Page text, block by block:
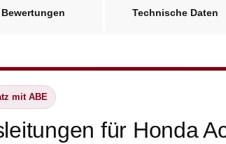
Bewertungen Technische Daten
mit ABE
für Honda